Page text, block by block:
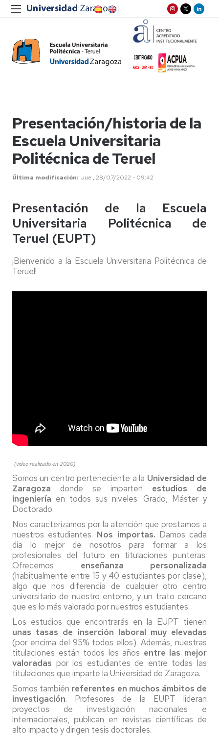
Presentación/historia de la
Escuela Universitaria
Politécnica de Teruel
Última modificación Jue , 28/07/2022 - 09:42
Presentación de la Escuela
Universitaria Politécnica de
Teruel (EUPT)
¡Bienvenido a la Escuela Universitaria Politécnica de
Teruel!
(video realizado en 2020)
Somos un centro perteneciente a la Universidad de
Zaragoza donde se imparten estudios de
ingeniería en todos sus niveles: Grado, Máster y
Doctorado.
Nos caracterizamos por la atención que prestamos a
nuestros estudiantes. Nos importas. Damos cada
día lo mejor de nosotros para formar a los
profesionales del futuro en titulaciones punteras.
Ofrecemos enseñanza personalizada
(habitualmente entre 15 y 40 estudiantes por clase),
algo que nos diferencia de cualquier otro centro
universitario de nuestro entorno, y un trato cercano
que es lo más valorado por nuestros estudiantes.
Los estudios que encontrarás en la EUPT tienen
unas tasas de inserción laboral muy elevadas
(por encima del 95% todos ellos). Además, nuestras
titulaciones están todos los años entre las mejor
valoradas por los estudiantes de entre todas las
titulaciones que imparte la Universidad de Zaragoza.
Somos también referentes en muchos ámbitos de
investigación. Profesores de la EUPT lideran
proyectos de investigación nacionales e
internacionales, publican en revistas científicas de
alto impacto y dirigen tesis doctorales.